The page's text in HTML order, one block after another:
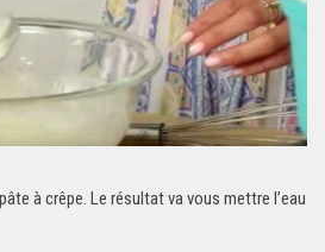
à crêpe. Le résultat va vous mettre l’eau